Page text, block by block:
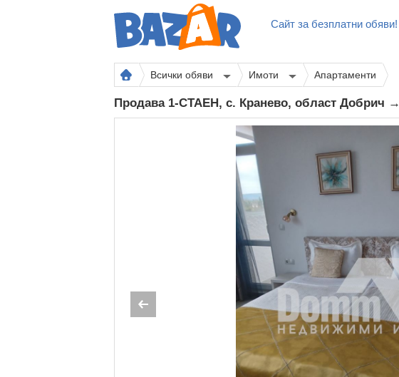
Сайт за безплатни обяви!
Всички обяви Имоти Апартаменти
Продава 1-СТАЕН, с. Кранево, област Добрич →